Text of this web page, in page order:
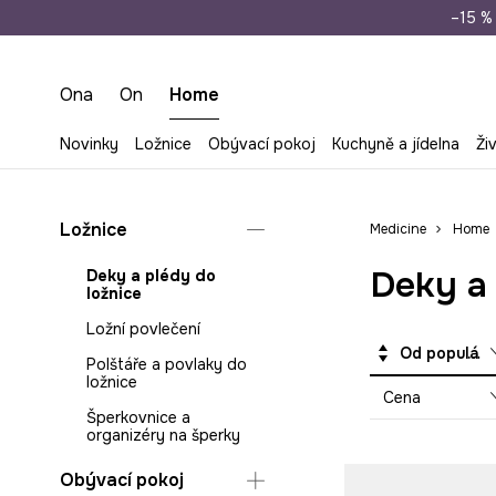
Doprava zdarma
–15
Ona On Home
Novinky Ložnice Obývací pokoj Kuchyně a jídelna
Ložnice
Deky a plédy do
ložnice
Ložní povlečení
Polštáře a povlaky do
ložnice
Šperkovnice a
organizéry na šperky
Obývací pokoj
Medicine Home
Deky
Od populárních
Cena